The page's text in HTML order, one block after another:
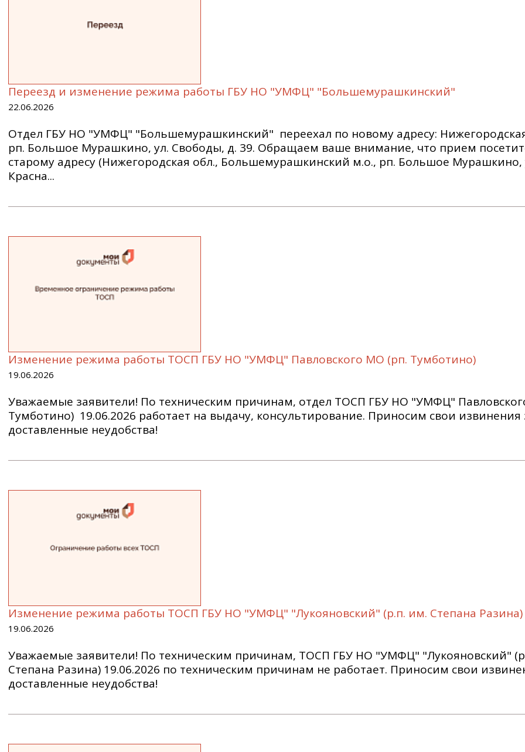
Переезд и изменение режима работы ГБУ НО "УМФЦ" "Большемурашкинский"
22.06.2026
Отдел ГБУ НО "УМФЦ" "Большемурашкинский" переехал по новому адресу:
рп. Большое Мурашкино, ул. Свободы, д. 39. Обращаем ваше внимание, что прием
старому адресу (Нижегородская обл., Большемурашкинский м.о., рп. Большое Мурашкино,
Красна...
Изменение режима работы ТОСП ГБУ НО "УМФЦ" Павловского МО (рп. Тумботино)
19.06.2026
Уважаемые заявители! По техническим причинам, отдел ТОСП ГБУ НО "УМФЦ"
Тумботино) 19.06.2026 работает на выдачу, консультирование. Приносим свои извинения
доставленные неудобства!
Изменение режима работы ТОСП ГБУ НО "УМФЦ" "Лукояновский" (р.п. им. Степана Разина)
19.06.2026
Уважаемые заявители! По техническим причинам, ТОСП ГБУ НО "УМФЦ" "Лукояновский"
Степана Разина) 19.06.2026 по техническим причинам не работает. Приносим свои
доставленные неудобства!